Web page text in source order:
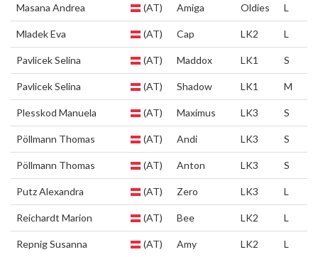
Masana Andrea (AT) Amiga Oldies L
Mladek Eva (AT) Cap LK2 L
Pavlicek Selina (AT) Maddox LK1 S
Pavlicek Selina (AT) Shadow LK1 M
Plesskod Manuela (AT) Maximus LK3 S
Pöllmann Thomas (AT) Andi LK3 S
Pöllmann Thomas (AT) Anton LK3 S
Putz Alexandra (AT) Zero LK3 L
Reichardt Marion (AT) Bee LK2 L
Repnig Susanna (AT) Amy LK2 L